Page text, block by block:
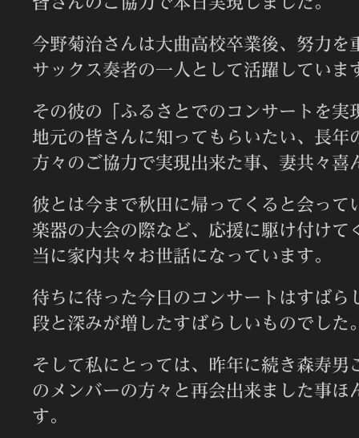
今野菊治さんは大曲高校卒業後、努力を
サックス奏者の一人として活躍していま
その彼の「ふるさとでのコンサートを実
地元の皆さんに知ってもらいたい、長年
方々のご協力で実現出来た事、妻共々喜
彼とは今まで秋田に帰ってくると会って
楽器の大会の際など、応援に駆け付けて
当に家内共々お世話になっています。
待ちに待った今日のコンサートはすばら
段と深みが増したすばらしいものでした
そして私にとっては、昨年に続き森寿男
のメンバーの方々と再会出来ました事ほ
す。